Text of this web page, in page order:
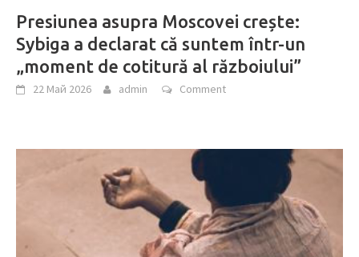
Presiunea asupra Moscovei crește:
Sybiga a declarat că suntem într-un
„moment de cotitură al războiului”
22 Май 2026 admin Comment